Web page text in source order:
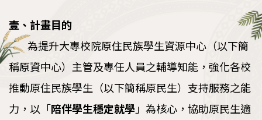
計畫
壹、計畫目的
為提升大專校院原住民族學生資源中心（以下簡
稱原資中心）主管及專任人員之輔導知能，強化各校
推動原住民族學生（以下簡稱原民生）支持服務之能
力，以「陪伴學生穩定就學 」為核心，協助原民生適